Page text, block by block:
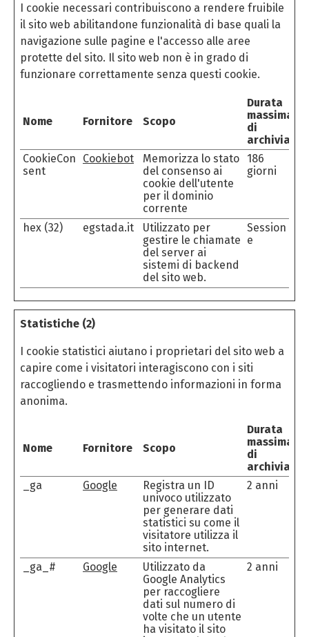
I cookie necessari contribuiscono a rendere fruibile
il sito web abilitandone funzionalità di base quali la
navigazione sulle pagine e l'accesso alle aree
protette del sito. Il sito web non è in grado di
funzionare correttamente senza questi cookie.
Nome Fornitore Scopo
Durata
massima
di
CookieCon
sent
Cookiebot
Memorizza lo stato
del consenso ai
cookie dell'utente
per il dominio
corrente
186
giorni
hex (32) egstada.it
Utilizzato per
gestire le chiamate
del server ai
sistemi di backend
del sito web.
Session
e
Statistiche (2)
I cookie statistici aiutano i proprietari del sito web a
capire come i visitatori interagiscono con i siti
raccogliendo e trasmettendo informazioni in forma
anonima.
Nome Fornitore Scopo
Durata
massima
di
_ga
Google
Registra un ID
univoco utilizzato
per generare dati
statistici su come il
visitatore utilizza il
sito internet.
2 anni
_ga_# Google
Utilizzato da
Google Analytics
per raccogliere
dati sul numero di
volte che un utente
ha visitato il sito
2 anni